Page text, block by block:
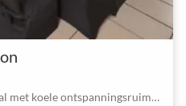
Fantastische open vergaderzaal met koele ontspanningsruimte in het stadscentrum